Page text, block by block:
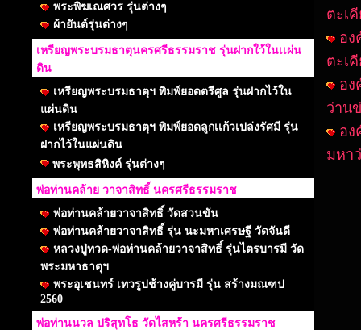
พระพิฆเณศวร รุ่นต่างๆ
ผ้ายันต์รุ่นต่างๆ
เหรียญพระบรมธาตุนครศรีธรรมราช รุ่นฝากใว้ในเเผ่น
ดิน
เหรียญพระบรมธาตุฯ พิมพ์ยอดตรีศูล รุ่นฝากไว้ใน
แผ่นดิน
เหรียญพระบรมธาตุฯ พิมพ์ยอดลูกเเก้วเปล่งรัศมี รุ่น
ฝากไว้ในแผ่นดิน
พระพุทธสิหิงค์ รุ่นต่างๆ
พ่อท่านคล้าย วาจาสิทธิ์ นครศรีธรรมราช
พ่อท่านคล้ายวาจาสิทธิ์ วัดสวนขัน
พ่อท่านคล้ายวาจาสิทธิ์ รุ่น นะมหาเศรษฐี วัดจันดี
หลวงปู่ทวด-พ่อท่านคล้ายวาจาสิทธิ์ รุ่นไตรบารมี วัด
พระมหาธาตุฯ
พระอุเชนทร์ เทวรูปช้างคู่บารมี รุ่น สร้างมณฑป
2560
พ่อท่านนวล ปริสุทโธ วัดไสหร้า นครศรีธรรมราช
ตะเ
อง
ตะเ
อง
ว่าน
อง
มหา